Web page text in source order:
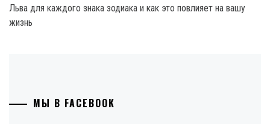
Льва для каждого знака зодиака и как это повлияет на вашу
жизнь
МЫ В FACEBOOK